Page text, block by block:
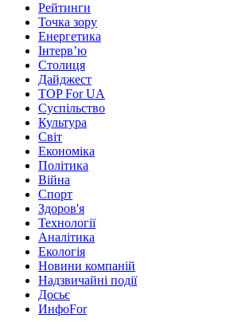
Рейтинги
Точка зору
Енергетика
Інтерв’ю
Столиця
Дайджест
TOP For UA
Суспiльство
Культура
Світ
Економіка
Політика
Війна
Спорт
Здоров'я
Технології
Аналітика
Екологія
Новини компаній
Надзвичайні події
Досьє
ИнфоFor